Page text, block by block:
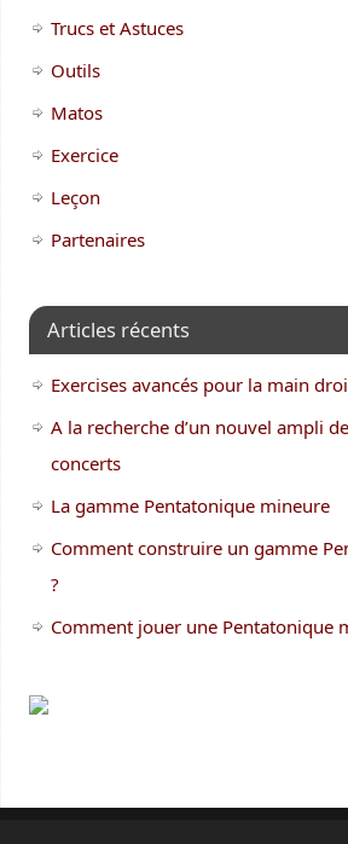
Trucs et Astuces
Outils
Matos
Exercice
Leçon
Partenaires
Articles récents
Exercises avancés pour la main
A la recherche d’un nouvel ampli
concerts
La gamme Pentatonique mineure
Comment construire un gamme
?
Comment jouer une Pentatonique